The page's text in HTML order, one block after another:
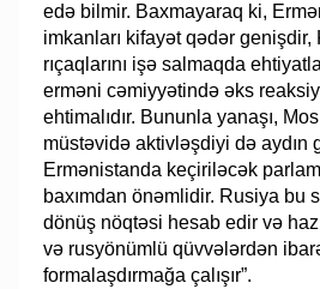
edə bilmir. Baxmayaraq ki,
imkanları kifayət qədər genişdir,
rıçaqlarını işə salmaqda
erməni cəmiyyətində əks
ehtimalıdır. Bununla yanaşı,
müstəvidə aktivləşdiyi də aydın
Ermənistanda keçiriləcək
baxımdan önəmlidir. Rusiya bu
dönüş nöqtəsi hesab edir və
və rusyönümlü qüvvələrdən
formalaşdırmağa çalışır”.